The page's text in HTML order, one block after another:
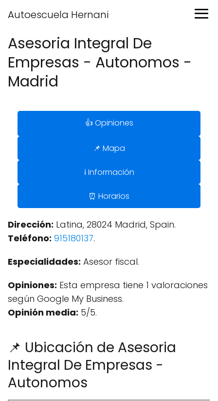
Autoescuela Hernani
Asesoria Integral De
Empresas - Autonomos -
Madrid
👍 Opiniones
📌 Mapa
ℹ️ Información
⏰ Horarios
Dirección: Latina, 28024 Madrid, Spain.
Teléfono: 915180137.
Especialidades: Asesor fiscal.
Opiniones: Esta empresa tiene 1 valoraciones
según Google My Business.
Opinión media: 5/5.
📌 Ubicación de Asesoria
Integral De Empresas -
Autonomos